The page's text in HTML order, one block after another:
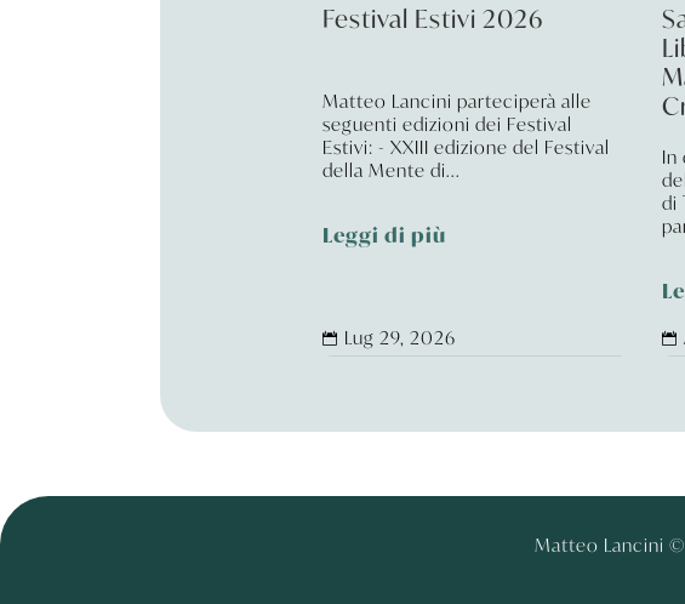
Festival Estivi 2026
Matteo Lancini parteciperà alle
seguenti edizioni dei Festival
Estivi: - XXIII edizione del Festival
della Mente di...
Leggi di più
 Lug 29, 2026
In
di

Matteo Lancini ©